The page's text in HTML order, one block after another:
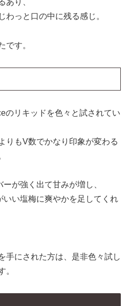
あり、
わっと口の中に残る感じ。
です。
のリキッドを色々と試されてい
りもV数でかなり印象が変わる
が強く出て甘みが増し、
い塩梅に爽やかを足してくれ
手にされた方は、是非色々試し
。